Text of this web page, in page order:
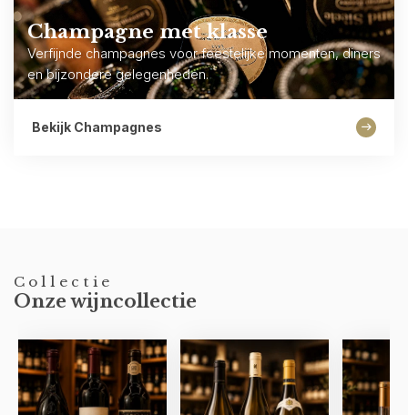
Champagne met klasse
Verfijnde champagnes voor feestelijke momenten, diners
en bijzondere gelegenheden.
Bekijk Champagnes
Collectie
Onze wijncollectie